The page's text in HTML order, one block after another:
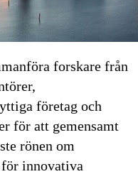
forskare från
företag och
för att gemensamt
rönen om
för innovativa